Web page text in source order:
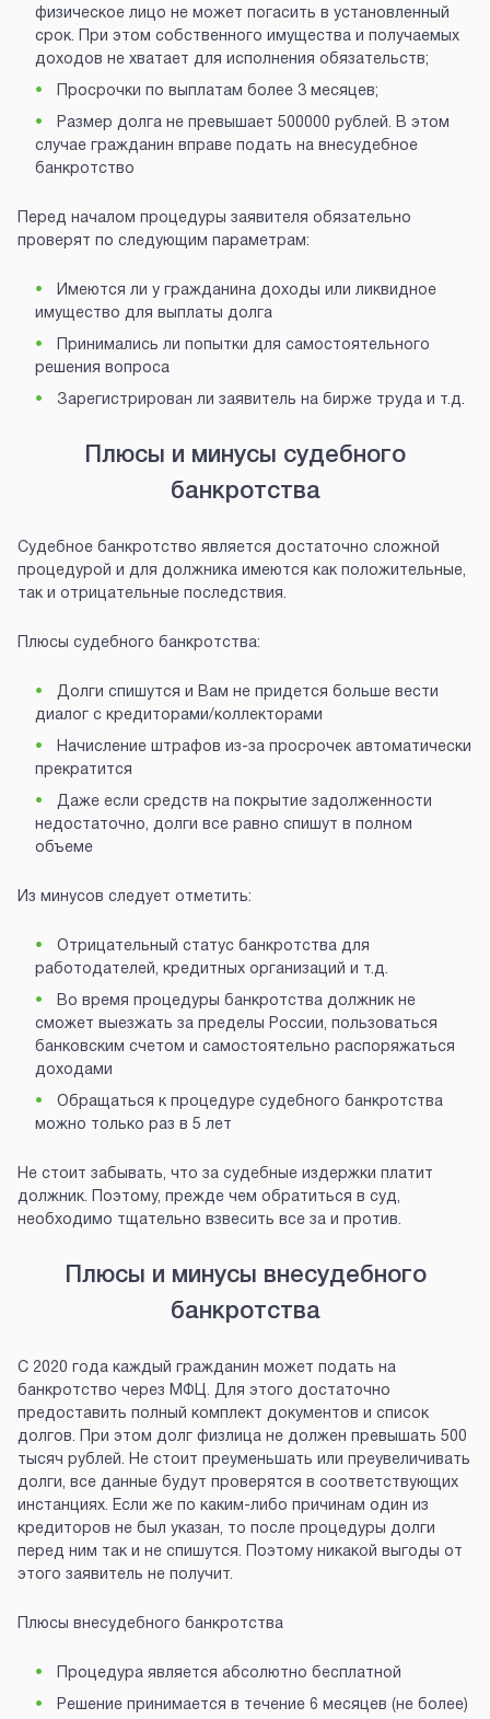
физическое лицо не может погасить в установленный
срок. При этом собственного имущества и получаемых
доходов не хватает для исполнения обязательств;
Просрочки по выплатам более 3 месяцев;
Размер долга не превышает 500000 рублей. В этом
случае гражданин вправе подать на внесудебное
банкротство
Перед началом процедуры заявителя обязательно
проверят по следующим параметрам:
Имеются ли у гражданина доходы или ликвидное
имущество для выплаты долга
Принимались ли попытки для самостоятельного
решения вопроса
Зарегистрирован ли заявитель на бирже труда и т.д.
Плюсы и минусы судебного
банкротства
Судебное банкротство является достаточно сложной
процедурой и для должника имеются как положительные,
так и отрицательные последствия.
Плюсы судебного банкротства:
Долги спишутся и Вам не придется больше вести
диалог с кредиторами/коллекторами
Начисление штрафов из-за просрочек автоматически
прекратится
Даже если средств на покрытие задолженности
недостаточно, долги все равно спишут в полном
объеме
Из минусов следует отметить:
Отрицательный статус банкротства для
работодателей, кредитных организаций и т.д.
Во время процедуры банкротства должник не
сможет выезжать за пределы России, пользоваться
банковским счетом и самостоятельно распоряжаться
доходами
Обращаться к процедуре судебного банкротства
можно только раз в 5 лет
Не стоит забывать, что за судебные издержки платит
должник. Поэтому, прежде чем обратиться в суд,
необходимо тщательно взвесить все за и против.
Плюсы и минусы внесудебного
банкротства
С 2020 года каждый гражданин может подать на
банкротство через МФЦ. Для этого достаточно
предоставить полный комплект документов и список
долгов. При этом долг физлица не должен превышать 500
тысяч рублей. Не стоит преуменьшать или преувеличивать
долги, все данные будут проверятся в соответствующих
инстанциях. Если же по каким-либо причинам один из
кредиторов не был указан, то после процедуры долги
перед ним так и не спишутся. Поэтому никакой выгоды от
этого заявитель не получит.
Плюсы внесудебного банкротства
Процедура является абсолютно бесплатной
Решение принимается в течение 6 месяцев (не более)